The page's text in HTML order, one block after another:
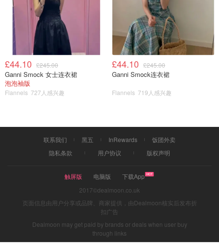
图片来源于@Nationwide，版权属于原作者
房保障和抵押贷款设立，如今已经成为英国有名的银行和金
融机构之一。Nationwide有着较高的
存款利率
也很棒，想了解更多可以查看下方攻略：
2025英国银行存款账户哪家强？各大
银行定期+活期存款利率对比！
想吃妹妹的甜甜圈
£44.10 £245.00
Ganni Smock 女士连衣裙
泡泡袖版
Flannels 727人感兴趣
£44.10 £245.00
Ganni Smock连衣裙
Flannels 719人感兴趣
联系我们 黑五 InRewards
饭团外卖
隐私条款
用户协议 版权声明
触屏版 电脑版
下载App
2017©dealmoon.co.uk
页面信息由用户分享或品牌、商家提供，由Dealmoon核实后发布折
扣广告
Dealmoon may get paid by brands or deals when user buy
through links